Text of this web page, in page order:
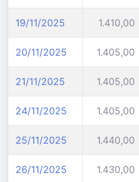
19/11/2025 1.410,00
20/11/2025 1.405,00
21/11/2025 1.405,00
24/11/2025 1.405,00
25/11/2025 1.440,00
26/11/2025 1.430,00